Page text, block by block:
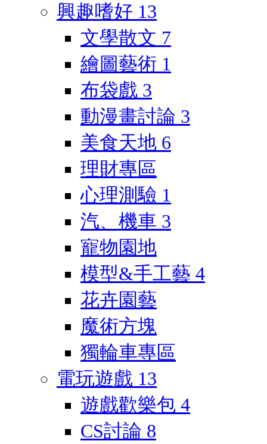
興趣嗜好 13
文學散文 7
繪圖藝術 1
布袋戲 3
動漫畫討論 3
美食天地 6
理財專區
心理測驗 1
汽、機車 3
寵物園地
模型&手工藝 4
花卉園藝
魔術方塊
獨輪車專區
電玩遊戲 13
遊戲歡樂包 4
CS討論 8